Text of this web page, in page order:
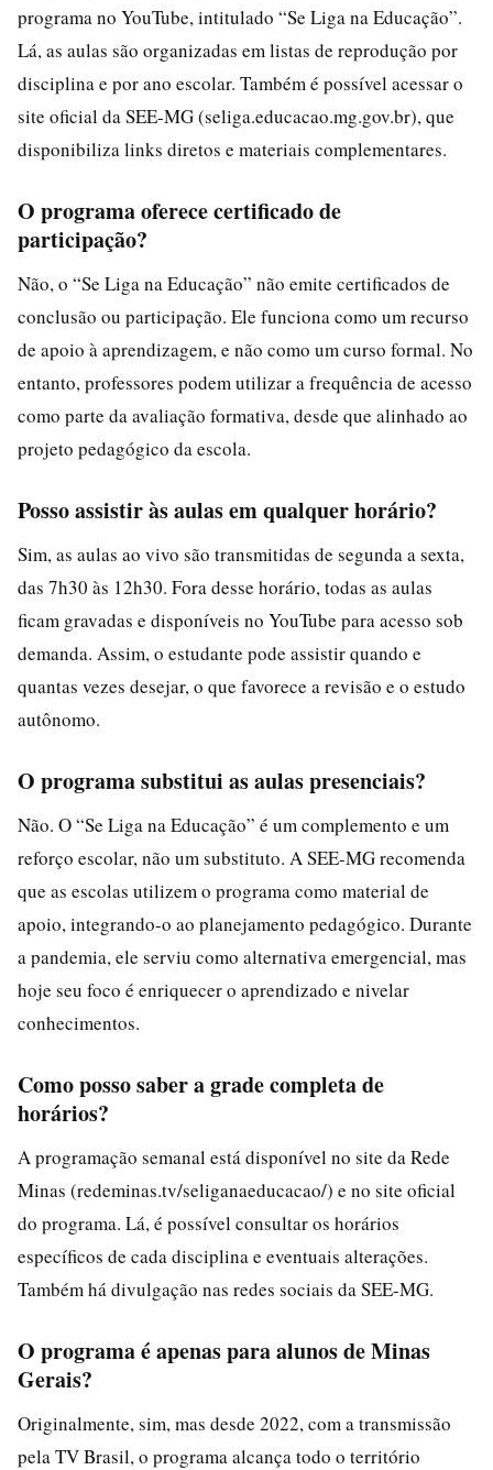
programa no YouTube, intitulado “Se Liga na Educação”.
Lá, as aulas são organizadas em listas de reprodução por
disciplina e por ano escolar. Também é possível acessar o
site oficial da SEE-MG (seliga.educacao.mg.gov.br), que
disponibiliza links diretos e materiais complementares.
O programa oferece certificado de
participação?
Não, o “Se Liga na Educação” não emite certificados de
conclusão ou participação. Ele funciona como um recurso
de apoio à aprendizagem, e não como um curso formal. No
entanto, professores podem utilizar a frequência de acesso
como parte da avaliação formativa, desde que alinhado ao
projeto pedagógico da escola.
Posso assistir às aulas em qualquer horário?
Sim, as aulas ao vivo são transmitidas de segunda a sexta,
das 7h30 às 12h30. Fora desse horário, todas as aulas
ficam gravadas e disponíveis no YouTube para acesso sob
demanda. Assim, o estudante pode assistir quando e
quantas vezes desejar, o que favorece a revisão e o estudo
autônomo.
O programa substitui as aulas presenciais?
Não. O “Se Liga na Educação” é um complemento e um
reforço escolar, não um substituto. A SEE-MG recomenda
que as escolas utilizem o programa como material de
apoio, integrando-o ao planejamento pedagógico. Durante
a pandemia, ele serviu como alternativa emergencial, mas
hoje seu foco é enriquecer o aprendizado e nivelar
conhecimentos.
Como posso saber a grade completa de
horários?
A programação semanal está disponível no site da Rede
Minas (redeminas.tv/seliganaeducacao/) e no site oficial
do programa. Lá, é possível consultar os horários
específicos de cada disciplina e eventuais alterações.
Também há divulgação nas redes sociais da SEE-MG.
O programa é apenas para alunos de Minas
Gerais?
Originalmente, sim, mas desde 2022, com a transmissão
pela TV Brasil, o programa alcança todo o território